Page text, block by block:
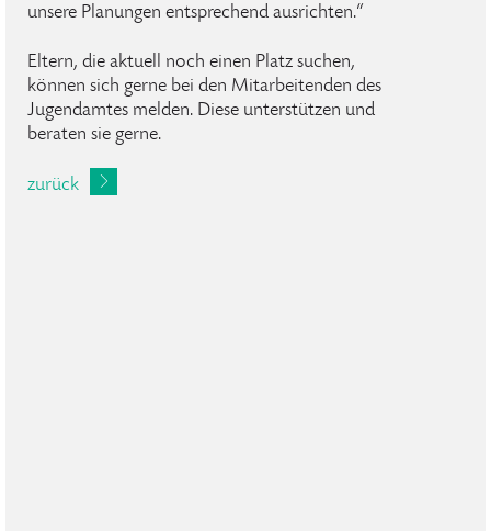
unsere Planungen entsprechend ausrichten.“
Eltern, die aktuell noch einen Platz suchen,
können sich gerne bei den Mitarbeitenden des
Jugendamtes melden. Diese unterstützen und
beraten sie gerne.
zurück